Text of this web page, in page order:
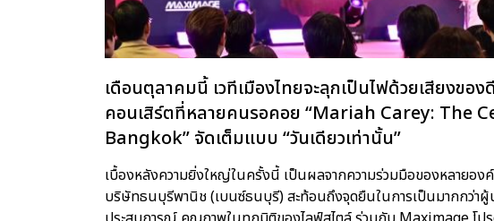
เดือนตุลาคมนี้ เวทีเมืองไทยจะลุกเป็นไฟด้วยเสียงข
คอนเสิร์ตที่หลายคนรอคอย “Mariah Carey: The
Bangkok” จัดเต็มแบบ “วันเดียวเท่านั้น”
เบื้องหลังความยิ่งใหญ่ในครั้งนี้ เป็นผลจากความร่วมมือของหลายอ
บริษัทธนบุรีพานิช (เบนซ์ธนบุรี) สะท้อนถึงจุดยืนในการเป็นมากกว่าผู้